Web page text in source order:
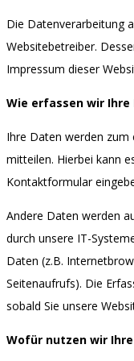
Die Datenverarbeitung
Websitebetreiber.
Impressum dieser
Wie erfassen wir Ihre
Ihre Daten werden zum
mitteilen. Hierbei kann
Kontaktformular
Andere Daten werden
durch unsere IT-
Daten (z.B.
Seitenaufrufs). Die
sobald Sie unsere
Wofür nutzen wir